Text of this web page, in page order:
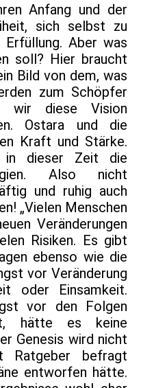
Anfang und der
sich selbst zu
Aber was
soll? Hier braucht
Bild von dem, was
zum Schöpfer
wir diese Vision
Ostara und die
Kraft und Stärke.
in dieser Zeit die
Also nicht
und ruhig auch
„Vielen Menschen
Veränderungen
Risiken. Es gibt
ebenso wie die
vor Veränderung
oder Einsamkeit.
vor den Folgen
hätte es keine
Genesis wird nicht
Ratgeber befragt
entworfen hätte.